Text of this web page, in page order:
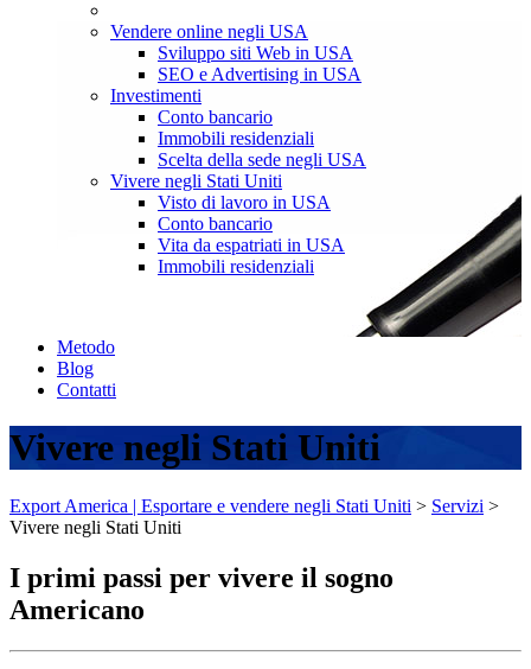
Vendere online negli USA
Sviluppo siti Web in USA
SEO e Advertising in USA
Investimenti
Conto bancario
Immobili residenziali
Scelta della sede negli USA
Vivere negli Stati Uniti
Visto di lavoro in USA
Conto bancario
Vita da espatriati in USA
Immobili residenziali
Metodo
Blog
Contatti
Vivere negli Stati Uniti
Export America | Esportare e vendere negli Stati Uniti > Servizi >
Vivere negli Stati Uniti
I primi passi per vivere il sogno
Americano